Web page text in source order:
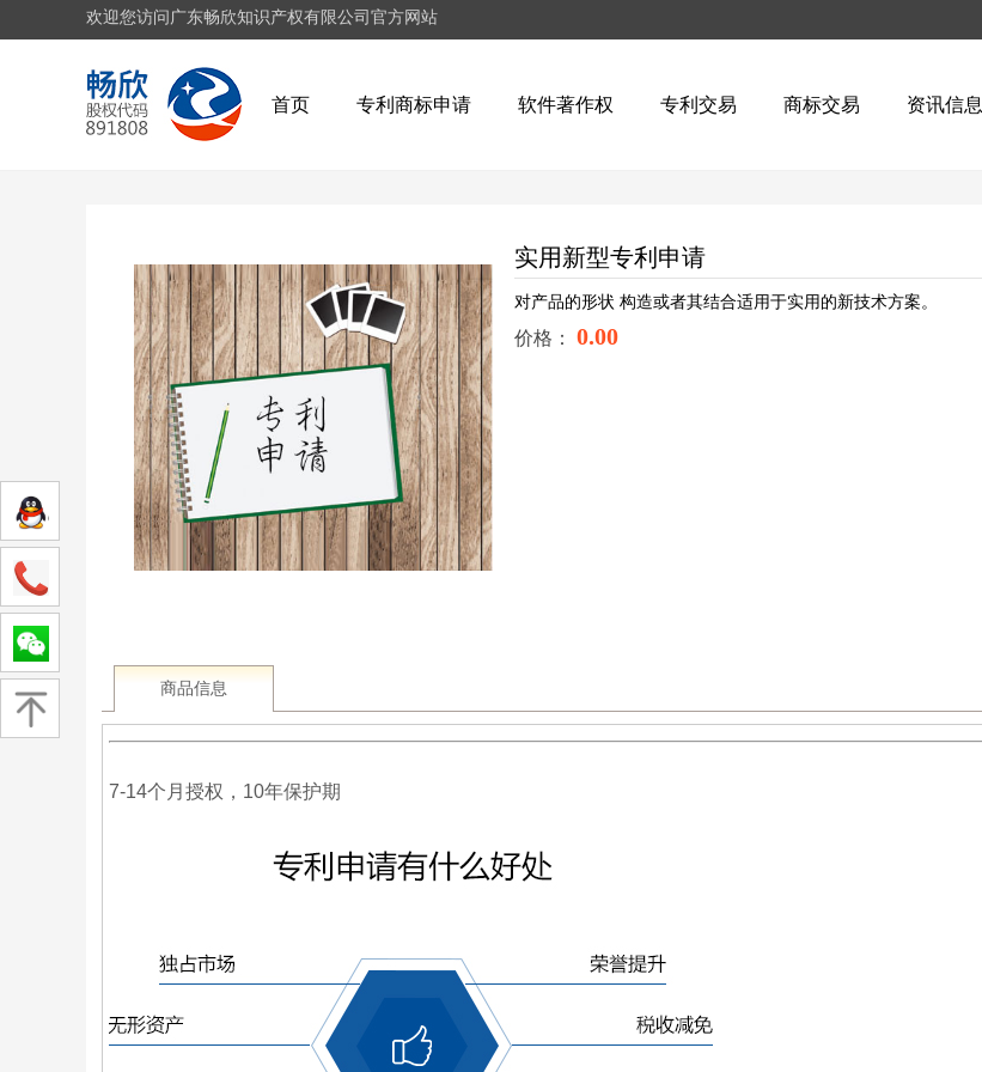
欢迎您访问广东畅欣知识产权有限公司官方网站
首页 专利商标申请 软件著作权 专利交易 商标交易 资讯信息
实用新型专利申请
对产品的形状 构造或者其结合适用于实用的新技术方案。
价格： 0.00
商品信息
7-14个月授权，10年保护期